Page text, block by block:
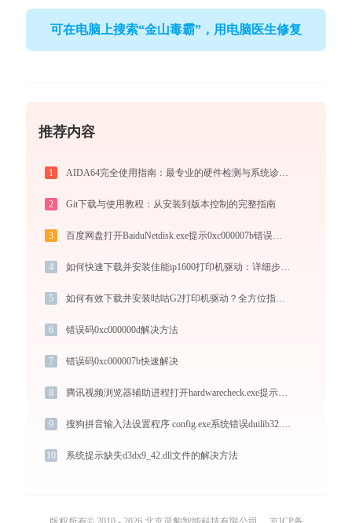
可在电脑上搜索“金山毒霸”，用电脑医生修复
推荐内容
1 AIDA64完全使用指南：最专业的硬件检测与系统诊断工具从入门到精通（2026最新）
2 Git下载与使用教程：从安装到版本控制的完整指南
3 百度网盘打开BaiduNetdisk.exe提示0xc000007b错误码怎么办
4 如何快速下载并安装佳能ip1600打印机驱动：详细步骤解析
5 如何有效下载并安装咕咕G2打印机驱动？全方位指导手册
6 错误码0xc000000d解决方法
7 错误码0xc000007b快速解决
8 腾讯视频浏览器辅助进程打开hardwarecheck.exe提示0xc0000043错误码怎么办
9
10 系统提示缺失d3dx9_42.dll文件的解决方法